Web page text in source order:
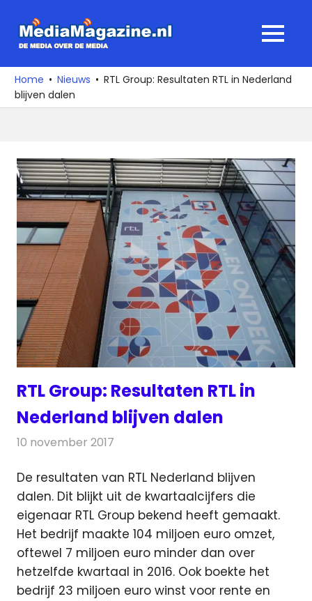
naar
media
over
de
MENU
Home Nieuws
RTL Group: Resultaten RTL in Nederland
blijven dalen
RTL Group: Resultaten RTL in
Nederland blijven dalen
10 november 2017
De resultaten van RTL Nederland blijven
dalen. Dit blijkt uit de kwartaalcijfers die
eigenaar RTL Group bekend heeft gemaakt.
Het bedrijf maakte 104 miljoen euro omzet,
oftewel 7 miljoen euro minder dan over
hetzelfde kwartaal in 2016. Ook boekte het
bedrijf 23 miljoen euro winst voor rente en